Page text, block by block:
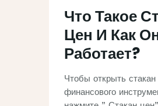
Что Такое
Цен И Как
Работает?
Чтобы открыть
финансового